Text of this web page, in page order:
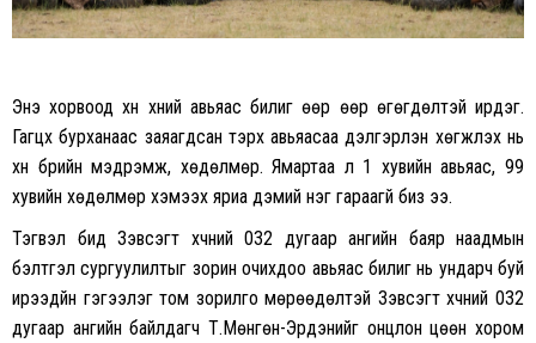
Энэ хорвоод хүн хүний авьяас билиг өөр өөр өгөгдөлтэй ирдэг.
Гагцхүү бурханаас заяагдсан тэрхүү авьяасаа дэлгэрүүлэн хөгжүүлэх нь
хүн бүрийн мэдрэмж, хөдөлмөр. Ямартаа л 1 хувийн авьяас, 99
хувийн хөдөлмөр хэмээх яриа дэмий нэг гараагүй биз ээ.
Тэгвэл бид Зэвсэгт хүчний 032 дугаар ангийн баяр наадмын
бэлтгэл сургуулилтыг зорин очихдоо авьяас билиг нь ундарч буй
ирээдүйн гэгээлэг том зорилго мөрөөдөлтэй Зэвсэгт хүчний 032
дугаар ангийн байлдагч Т.Мөнгөн-Эрдэнийг онцлон цөөн хором